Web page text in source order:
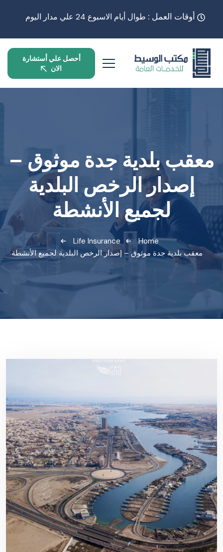
أوقات العمل : طوال أيام الاسبوع 24 علي مدار اليوم
أحصل علي أستشارة
الان
معقب بلدية جدة موثوق –
إصدار الرخص البلدية
لجميع الأنشطة
Home
Life Insurance
معقب بلدية جدة موثوق – إصدار الرخص البلدية لجميع الأنشطة